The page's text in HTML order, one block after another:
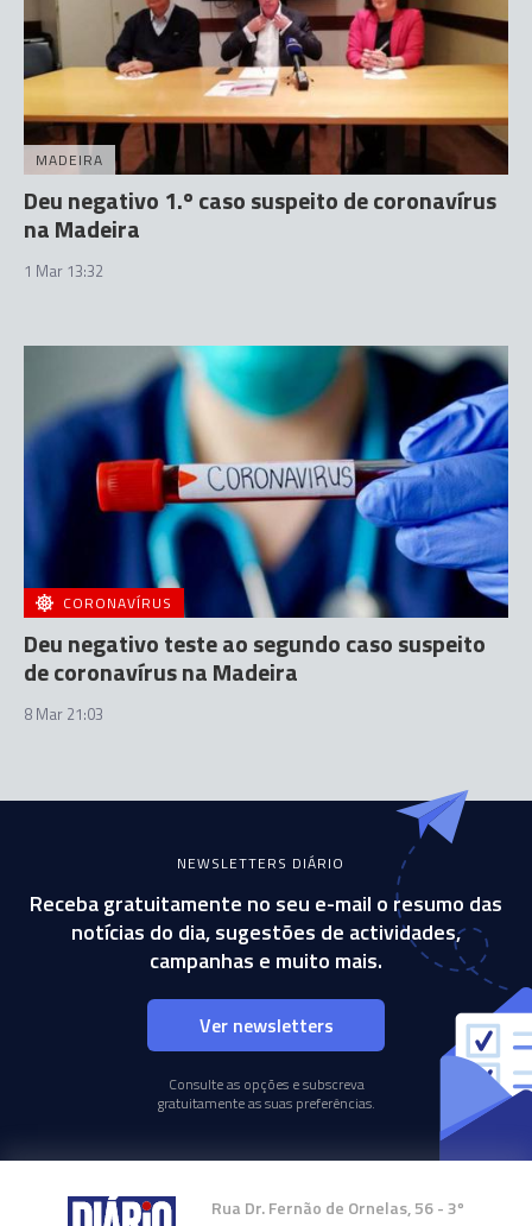
MADEIRA
Deu negativo 1.º caso suspeito de coronavírus
na Madeira
1 Mar 13:32
CORONAVÍRUS
Deu negativo teste ao segundo caso suspeito
de coronavírus na Madeira
8 Mar 21:03
NEWSLETTERS DIÁRIO
Receba gratuitamente no seu e-mail o resumo das
notícias do dia, sugestões de actividades,
campanhas e muito mais.
Ver newsletters
Consulte as opções e subscreva
gratuitamente as suas preferências.
Rua Dr. Fernão de Ornelas, 56 - 3º